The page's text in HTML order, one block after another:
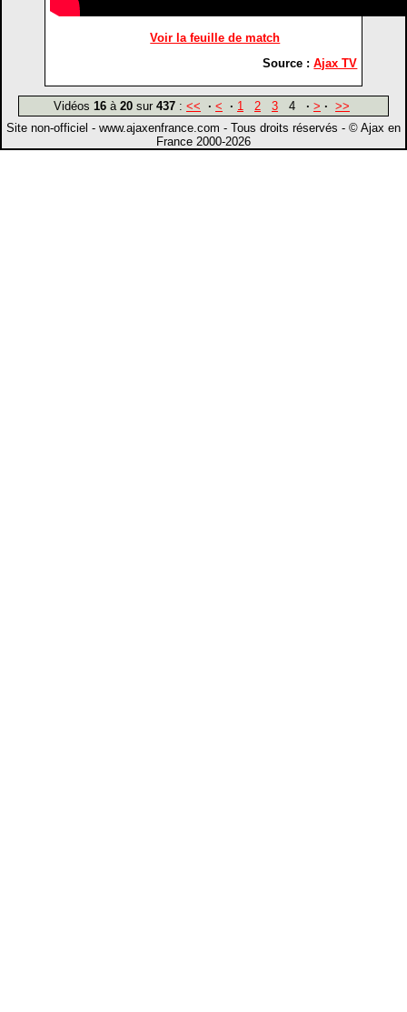
Voir la feuille de match
Source :Ajax TV
Vidéos 16à 20sur 437: << · < · 1 2 3 4 · > · >>
Site non-officiel - www.ajaxenfrance.com - Tous droits réservés - © Ajax en
France 2000-2026